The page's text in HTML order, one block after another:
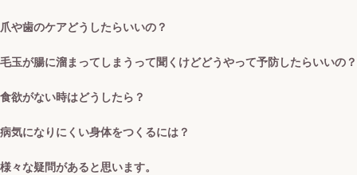
爪や歯のケアどうしたらいいの？
毛玉が腸に溜まってしまうって聞くけどどうやって予防したらいいの？
食欲がない時はどうしたら？
病気になりにくい身体をつくるには？
様々な疑問があると思います。